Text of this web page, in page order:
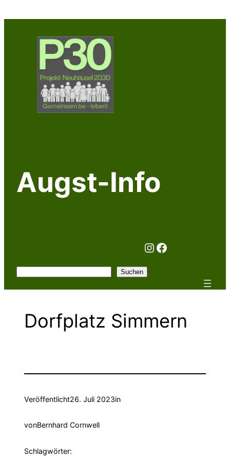
Inhalt
Augst-Info
Instagram
Facebook
Suchen
Dorfplatz Simmern
Veröffentlicht26. Juli 2023in
vonBernhard Cornwell
Schlagwörter: